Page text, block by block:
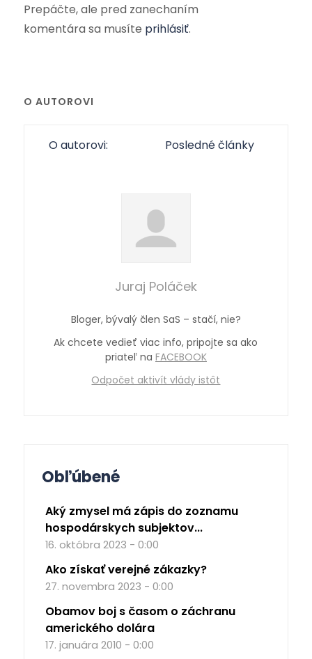
Prepáčte, ale pred zanechaním
komentára sa musíte prihlásiť.
O AUTOROVI
O autorovi: Posledné články
Juraj Poláček
Bloger, bývalý člen SaS – stačí, nie?
Ak chcete vedieť viac info, pripojte sa ako
priateľ na FACEBOOK
Odpočet aktivít vlády istôt
Obľúbené
Aký zmysel má zápis do zoznamu
hospodárskych subjektov...
16. októbra 2023 - 0:00
Ako získať verejné zákazky?
27. novembra 2023 - 0:00
Obamov boj s časom o záchranu
amerického dolára
17. januára 2010 - 0:00